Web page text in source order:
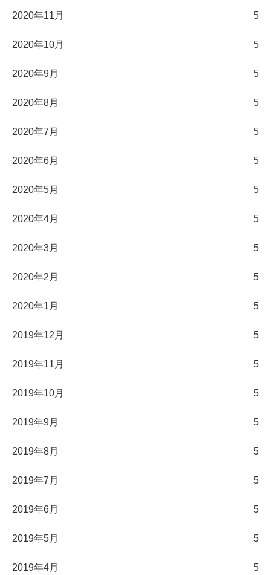
2020年11月 5
2020年10月 5
2020年9月 5
2020年8月 5
2020年7月 5
2020年6月 5
2020年5月 5
2020年4月 5
2020年3月 5
2020年2月 5
2020年1月 5
2019年12月 5
2019年11月 5
2019年10月 5
2019年9月 5
2019年8月 5
2019年7月 5
2019年6月 5
2019年5月 5
2019年4月 5